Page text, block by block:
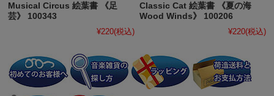
Musical Circus 絵葉書 《足
芸》 100343
¥220(税込)
Classic Cat 絵葉書 《夏の海
Wood Winds》 100206
¥220(税込)